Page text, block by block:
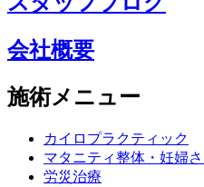
会社概要
施術メニュー
カイロプラクティック
マタニティ整体・妊婦
労災治療